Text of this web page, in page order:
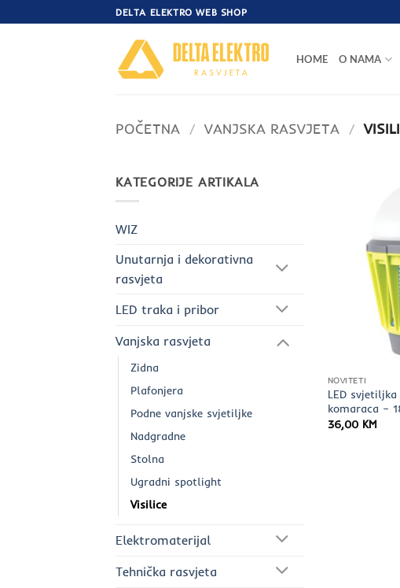
to
DELTA ELEKTRO WEB SHOP
HOME O NAMA
POČETNA / VANJSKA RASVJETA /
KATEGORIJE ARTIKALA
WIZ
Unutarnja i dekorativna
rasvjeta
LED traka i pribor
Vanjska rasvjeta
Zidna
Plafonjera
Podne vanjske svjetiljke
Nadgradne
Stolna
Ugradni spotlight
Visilice
Elektromaterijal
Tehnička rasvjeta
NOVITETI
LED
komaraca –
36,00 KM